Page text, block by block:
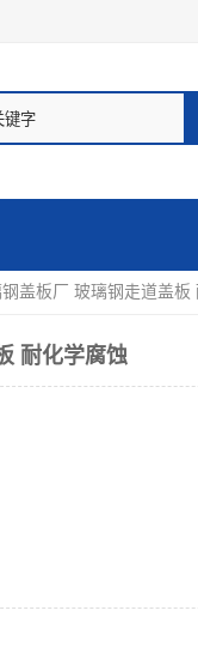
盖板厂 玻璃钢走道盖板
耐化学腐蚀